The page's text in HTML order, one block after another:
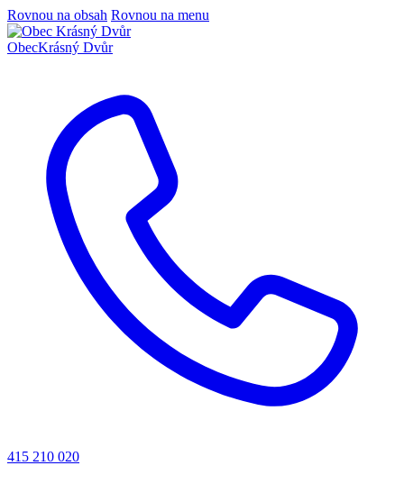
Rovnou na obsah Rovnou na menu
ObecKrásný Dvůr
415 210 020